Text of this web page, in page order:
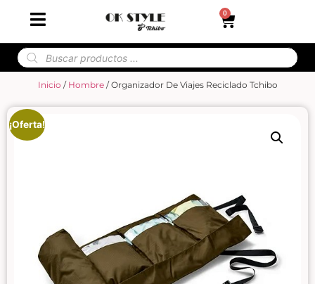
0
Inicio / Hombre/ Organizador De Viajes Reciclado Tchibo
¡Oferta!